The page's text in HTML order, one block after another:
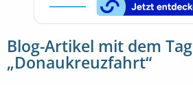
Blog-Artikel mit dem Tag
„Donaukreuzfahrt“